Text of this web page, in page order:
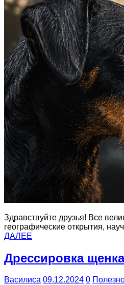
Здравствуйте друзья! Все
географические открытия,
ДАЛЕЕ
Дрессировка
Василиса 09.12.2024 0